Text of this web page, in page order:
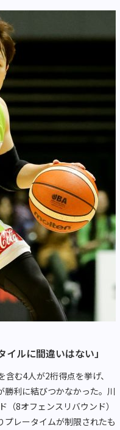
ルに間違いはない」
む4人が2桁得点を挙げ、
利に結びつかなかった。川
8オフェンスリバウンド）
プレータイムが制限されたも